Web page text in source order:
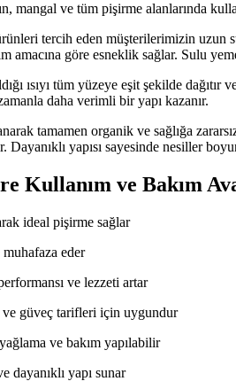
mangal ve tüm pişirme alanlarında
tercih eden müşterilerimizin uzun
amacına göre esneklik sağlar. Sulu
ısıyı tüm yüzeye eşit şekilde
daha verimli bir yapı kazanır.
tamamen organik ve sağlığa
Dayanıklı yapısı sayesinde nesiller
Kullanım ve Bakım
ideal pişirme sağlar
muhafaza eder
ve lezzeti artar
ve güveç tarifleri için uygundur
ve bakım yapılabilir
dayanıklı yapı sunar